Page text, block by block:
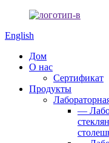
English
Дом
О нас
Сертификат
Продукты
—